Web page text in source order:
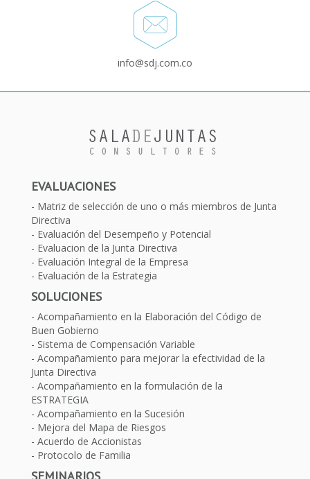
info@sdj.com.co
EVALUACIONES
Matriz de selección de uno o más miembros de Junta
Directiva
Evaluación del Desempeño y Potencial
Evaluacion de la Junta Directiva
Evaluación Integral de la Empresa
Evaluación de la Estrategia
SOLUCIONES
Acompañamiento en la Elaboración del Código de
Buen Gobierno
Sistema de Compensación Variable
Acompañamiento para mejorar la efectividad de la
Junta Directiva
Acompañamiento en la formulación de la
ESTRATEGIA
Acompañamiento en la Sucesión
Mejora del Mapa de Riesgos
Acuerdo de Accionistas
Protocolo de Familia
SEMINARIOS